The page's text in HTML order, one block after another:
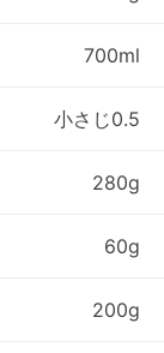
700ml
小さじ0.5
280g
60g
200g